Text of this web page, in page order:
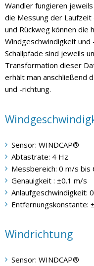
Wandler fungieren
die Messung der Laufzeit
und Rückweg können
Windgeschwindigkeit
Schallpfade sind jeweils
Transformation dieser
erhält man anschließend
und -richtung.
Sensor: WINDCAP®
Abtastrate: 4 Hz
Messbereich: 0 m/s bis
Genauigkeit : ±0.1 m/s
Anlaufgeschwindigkeit:
Entfernungskonstante:
Windrichtung
Sensor: WINDCAP®